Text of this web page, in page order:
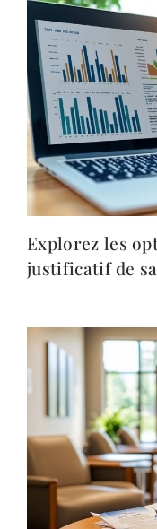
Explorez les
justificatif de